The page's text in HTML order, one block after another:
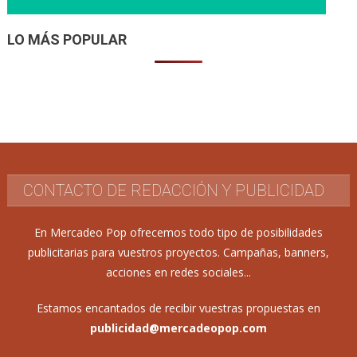
LO MÁS POPULAR
CONTACTO DE REDACCIÓN Y PUBLICIDAD
En Mercadeo Pop ofrecemos todo tipo de posibilidades
publicitarias para vuestros proyectos. Campañas, banners,
acciones en redes sociales...
Estamos encantados de recibir vuestras propuestas en
publicidad@mercadeopop.com